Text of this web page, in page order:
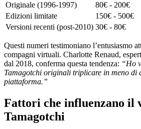
Originale (1996-1997)
80€ - 200€
Edizioni limitate
150€ - 500€
Versioni recenti (post-2010) 30€ - 80€
Questi numeri testimoniano l’entusiasmo
compagni virtuali. Charlotte Renaud,
dal 2018, conferma questa tendenza: “Ho
Tamagotchi originali triplicare in meno di
piattaforma.”
Fattori che influenzano il
Tamagotchi